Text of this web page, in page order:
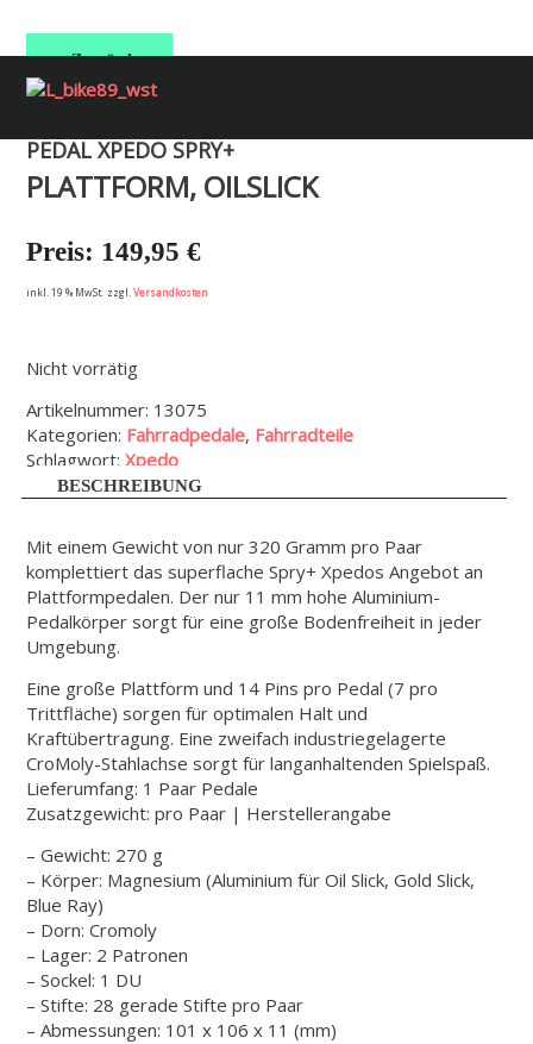
Menü überspringen
Zurück
PEDAL XPEDO SPRY+
PLATTFORM, OILSLICK
149,95 €
inkl. 19 % MwSt. zzgl. Versandkosten
Nicht vorrätig
Artikelnummer: 13075
Kategorien: Fahrradpedale, Fahrradteile
Schlagwort: Xpedo
BESCHREIBUNG
Mit einem Gewicht von nur 320 Gramm pro Paar
komplettiert das superflache Spry+ Xpedos Angebot an
Plattformpedalen. Der nur 11 mm hohe Aluminium-
Pedalkörper sorgt für eine große Bodenfreiheit in jeder
Umgebung.
Eine große Plattform und 14 Pins pro Pedal (7 pro
Trittfläche) sorgen für optimalen Halt und
Kraftübertragung. Eine zweifach industriegelagerte
CroMoly-Stahlachse sorgt für langanhaltenden Spielspaß.
Lieferumfang: 1 Paar Pedale
Zusatzgewicht: pro Paar | Herstellerangabe
– Gewicht: 270 g
– Körper: Magnesium (Aluminium für Oil Slick, Gold Slick,
Blue Ray)
– Dorn: Cromoly
– Lager: 2 Patronen
– Sockel: 1 DU
– Stifte: 28 gerade Stifte pro Paar
– Abmessungen: 101 x 106 x 11 (mm)